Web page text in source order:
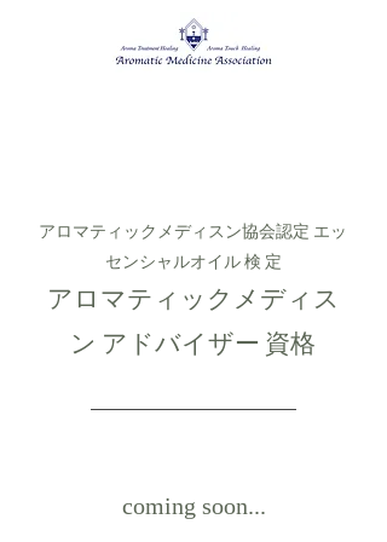
アロマティックメディスン協会認定 エッ
センシャルオイル 検 定
​アロマティックメディス
ン アドバイザー 資格
coming soon...